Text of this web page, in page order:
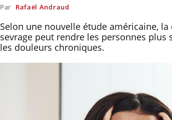
Par Rafaël Andraud
Selon une nouvelle étude américaine,
sevrage peut rendre les personnes
les douleurs chroniques.